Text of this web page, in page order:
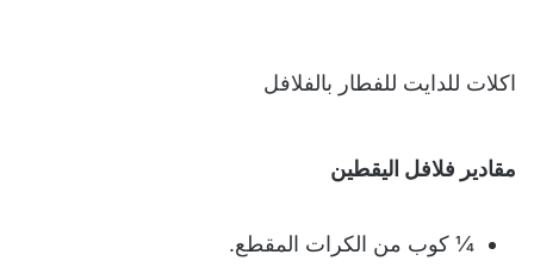
اكلات للدايت للفطار بالفلافل
مقادير فلافل اليقطين
¼ كوب من الكرات المقطع.